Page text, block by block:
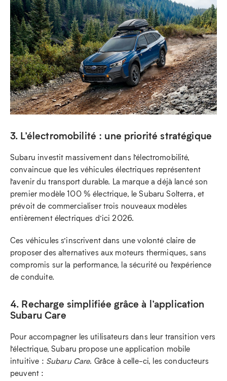
3. L’électromobilité : une priorité stratégique
Subaru investit massivement dans l’électromobilité,
convaincue que les véhicules électriques représentent
l’avenir du transport durable. La marque a déjà lancé son
premier modèle 100 % électrique, le Subaru Solterra, et
prévoit de commercialiser trois nouveaux modèles
entièrement électriques d’ici 2026.
Ces véhicules s’inscrivent dans une volonté claire de
proposer des alternatives aux moteurs thermiques, sans
compromis sur la performance, la sécurité ou l’expérience
de conduite.
4. Recharge simplifiée grâce à l’application
Subaru Care
Pour accompagner les utilisateurs dans leur transition vers
l’électrique, Subaru propose une application mobile
intuitive : Subaru Care. Grâce à celle-ci, les conducteurs
peuvent :